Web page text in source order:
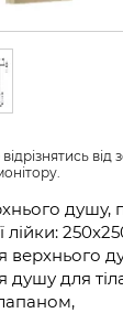
душу,
лійки:
верхнього
душу для